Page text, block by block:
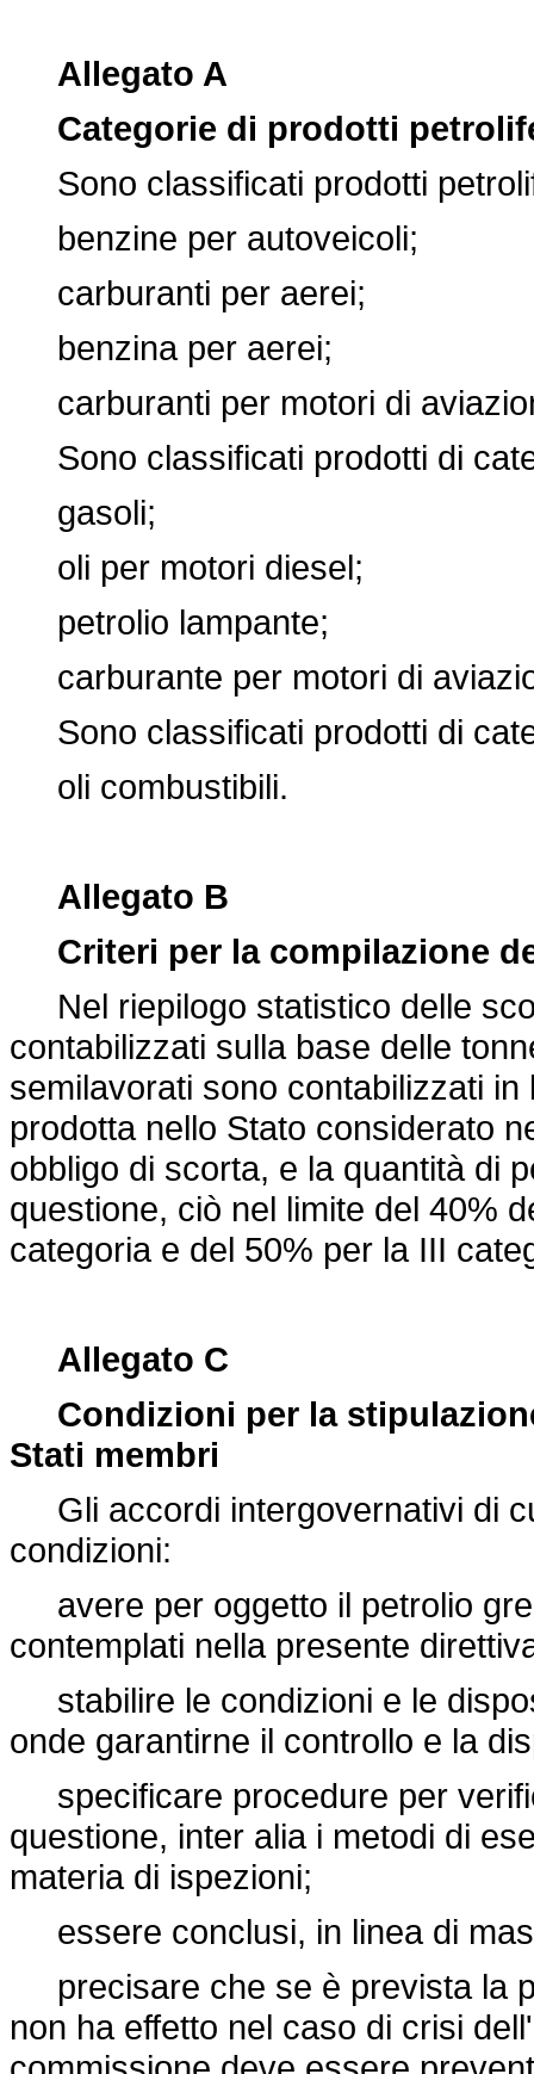
Allegato A
Categorie di prodotti
Sono classificati prodotti
benzine per autoveicoli;
carburanti per aerei;
benzina per aerei;
carburanti per motori di
Sono classificati prodotti di
gasoli;
oli per motori diesel;
petrolio lampante;
carburante per motori di
Sono classificati prodotti di
oli combustibili.
Allegato B
Criteri per la compilazione
Nel riepilogo statistico delle
contabilizzati sulla base delle
semilavorati sono contabilizzati
prodotta nello Stato considerato
obbligo di scorta, e la quantità di
questione, ciò nel limite del 40%
categoria e del 50% per la III
Allegato C
Condizioni per la
Stati membri
Gli accordi intergovernativi di
condizioni:
avere per oggetto il petrolio
contemplati nella presente
stabilire le condizioni e le
onde garantirne il controllo e la
specificare procedure per
questione, inter alia i metodi di
materia di ispezioni;
essere conclusi, in linea di
precisare che se è prevista la
non ha effetto nel caso di crisi